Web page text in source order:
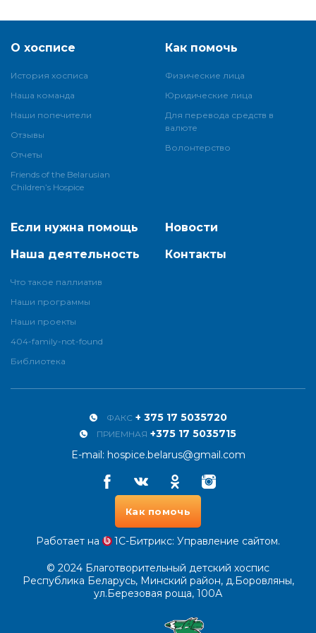
О хосписе
История хосписа
Наша команда
Наши попечители
Отзывы
Отчеты
Friends of the Belarusian
Children’s Hospice
Как помочь
Физические лица
Юридические лица
Для перевода средств в
валюте
Волонтерство
Если нужна помощь
Наша деятельность
Что такое паллиатив
Наши программы
Наши проекты
404-family-not-found
Библиотека
Новости
Контакты
ФАКС + 375 17 5035720
ПРИЕМНАЯ +375 17 5035715
E-mail: hospice.belarus@gmail.com
FacebookVkontakteOdnoklassnikiInstagram
Как помочь
Работает на 1С-Битрикс: Управление сайтом.
© 2024 Благотворительный детский хоспис
Республика Беларусь, Минский район, д.Боровляны,
ул.Березовая роща, 100А